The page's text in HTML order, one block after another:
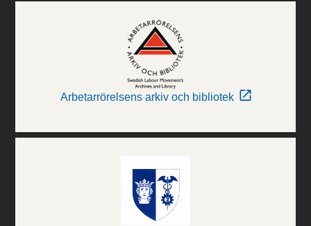
Arbetarrörelsens arkiv och bibliotek